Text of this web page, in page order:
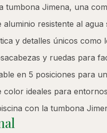
tumbona Jimena, una
resistente al
y detalles únicos como
y ruedas para
en 5 posiciones para
ideales para
con la tumbona